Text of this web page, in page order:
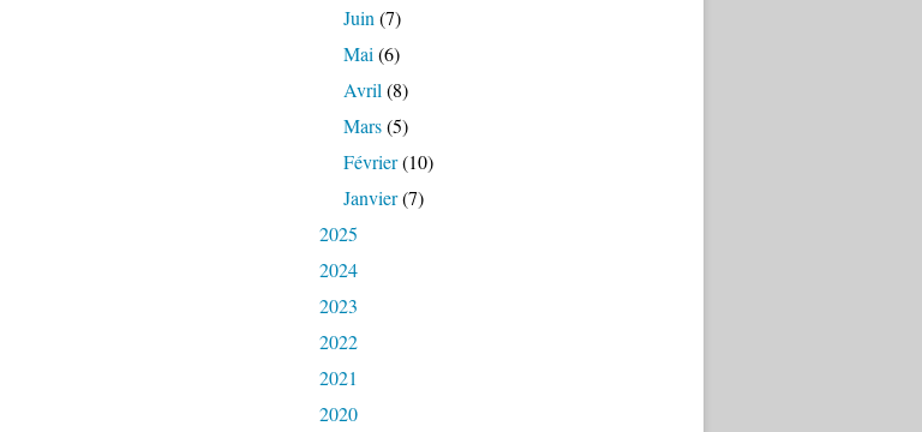
Juin (7)
Mai (6)
Avril (8)
Mars(5)
Février(10)
Janvier(7)
2025
2024
2023
2022
2021
2020